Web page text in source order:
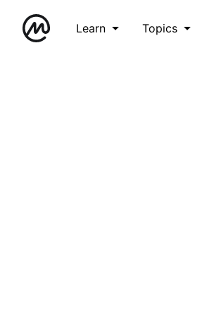
Learn Topics